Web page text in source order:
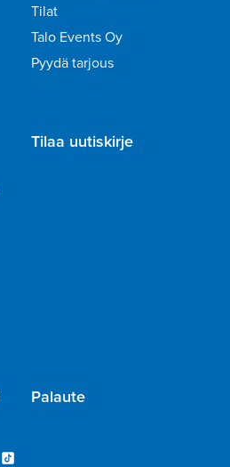
Tilat
Talo Events Oy
Pyydä tarjous
Tilaa uutiskirje
Palaute